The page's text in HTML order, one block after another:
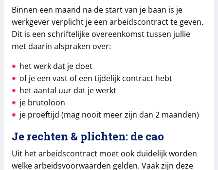
Binnen een maand na de start van je baan is je
werkgever verplicht je een arbeidscontract te geven.
Dit is een schriftelijke overeenkomst tussen jullie
met daarin afspraken over:
het werk dat je doet
of je een vast of een tijdelijk contract hebt
het aantal uur dat je werkt
je brutoloon
je proeftijd (mag nooit meer zijn dan 2 maanden)
Je rechten & plichten: de cao
Uit het arbeidscontract moet ook duidelijk worden
welke arbeidsvoorwaarden gelden. Vaak zijn deze